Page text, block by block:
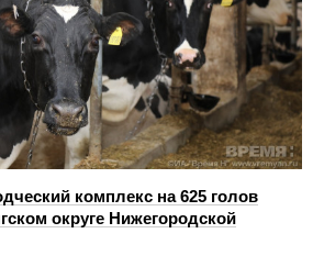
комплекс на 625 голов
округе Нижегородской